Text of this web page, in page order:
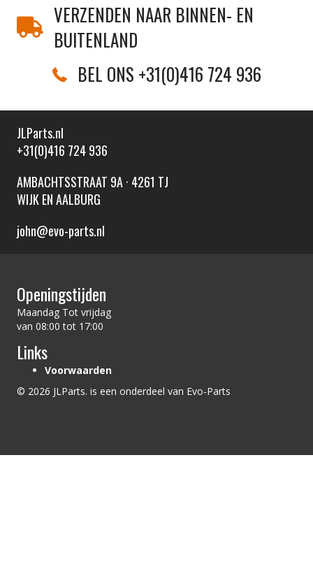
VERZENDEN NAAR BINNEN- EN
BUITENLAND
BEL ONS +31(0)416 724 936
JLParts.nl
+31(0)416 724 936
AMBACHTSSTRAAT 9A · 4261 TJ
WIJK EN AALBURG
john@evo-parts.nl
Openingstijden
Maandag Tot vrijdag
van 08:00 tot 17:00
Links
Voorwaarden
© 2026 JLParts. is een onderdeel van Evo-Parts